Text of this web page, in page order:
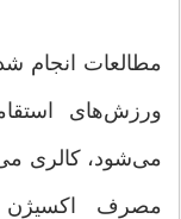
مطالعات انجام
ورزش‌های
می‌شود، کالری
مصرف اکسیژن